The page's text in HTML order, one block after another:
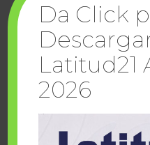
Da Click
Latitud21
2026